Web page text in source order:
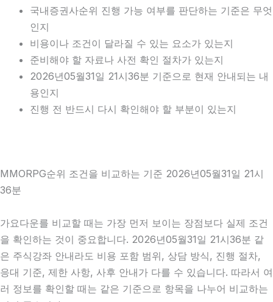
국내증권사순위 진행 가능 여부를 판단하는 기준은 무엇
인지
비용이나 조건이 달라질 수 있는 요소가 있는지
준비해야 할 자료나 사전 확인 절차가 있는지
2026년05월31일 21시36분 기준으로 현재 안내되는 내
용인지
진행 전 반드시 다시 확인해야 할 부분이 있는지
MMORPG순위 조건을 비교하는 기준 2026년05월31일 21시
36분
가요다운를 비교할 때는 가장 먼저 보이는 장점보다 실제 조건
을 확인하는 것이 중요합니다. 2026년05월31일 21시36분 같
은 주식강좌 안내라도 비용 포함 범위, 상담 방식, 진행 절차,
응대 기준, 제한 사항, 사후 안내가 다를 수 있습니다. 따라서 여
러 정보를 확인할 때는 같은 기준으로 항목을 나누어 비교하는